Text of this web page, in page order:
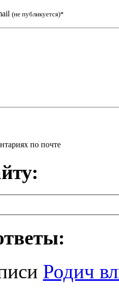
(не публикуется)*
по почте
Родич